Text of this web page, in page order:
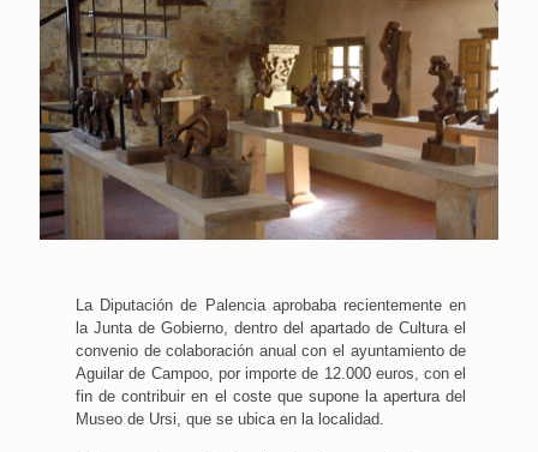
La Diputación de Palencia aprobaba recientemente en
la Junta de Gobierno, dentro del apartado de Cultura el
convenio de colaboración anual con el ayuntamiento de
Aguilar de Campoo, por importe de 12.000 euros, con el
fin de contribuir en el coste que supone la apertura del
Museo de Ursi, que se ubica en la localidad.